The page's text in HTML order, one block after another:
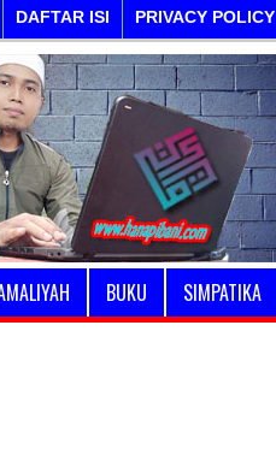
DAFTAR ISI PRIVACY POLICY
BUKU SIMPATIKA